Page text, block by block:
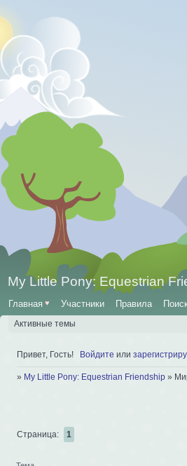
My Little Pony: Equestrian
Главная ♥ Участники Правила
Активные темы
Привет, Гость! Войдите или
» My Little Pony: Equestrian Friendship »
Страница: 1